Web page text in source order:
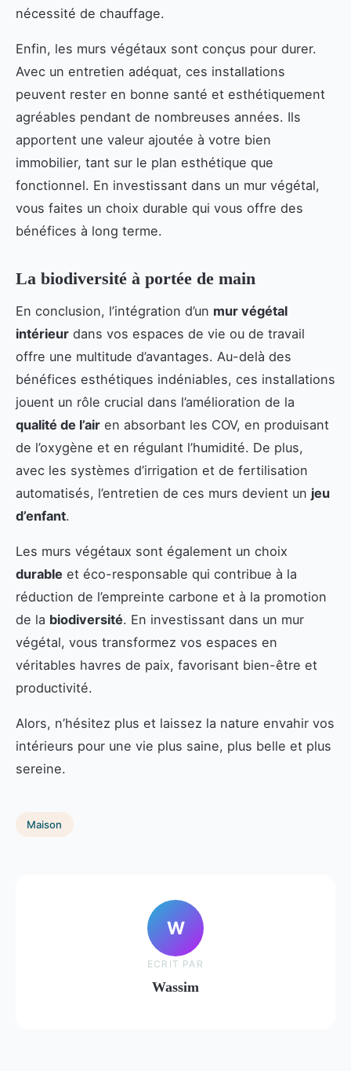
nécessité de chauffage.
Enfin, les murs végétaux sont conçus pour durer.
Avec un entretien adéquat, ces installations
peuvent rester en bonne santé et esthétiquement
agréables pendant de nombreuses années. Ils
apportent une valeur ajoutée à votre bien
immobilier, tant sur le plan esthétique que
fonctionnel. En investissant dans un mur végétal,
vous faites un choix durable qui vous offre des
bénéfices à long terme.
La biodiversité à portée de main
En conclusion, l’intégration d’un mur végétal
intérieur dans vos espaces de vie ou de travail
offre une multitude d’avantages. Au-delà des
bénéfices esthétiques indéniables, ces installations
jouent un rôle crucial dans l’amélioration de la
qualité de l’air en absorbant les COV, en produisant
de l’oxygène et en régulant l’humidité. De plus,
avec les systèmes d’irrigation et de fertilisation
automatisés, l’entretien de ces murs devient un jeu
d’enfant.
Les murs végétaux sont également un choix
durable et éco-responsable qui contribue à la
réduction de l’empreinte carbone et à la promotion
de la biodiversité. En investissant dans un mur
végétal, vous transformez vos espaces en
véritables havres de paix, favorisant bien-être et
productivité.
Alors, n’hésitez plus et laissez la nature envahir vos
intérieurs pour une vie plus saine, plus belle et plus
sereine.
Maison
W
ECRIT PAR
Wassim